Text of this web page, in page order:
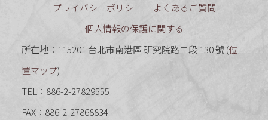
プライバシーポリシー
よくあるご質問
個人情報の保護に関する
所在地：115201 台北市南港區 研究院路二段 130 號 (位
置マップ)
TEL：886-2-27829555
FAX：886-2-27868834